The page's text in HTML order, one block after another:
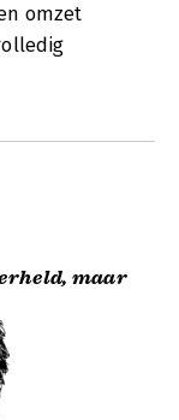
omzet
maar